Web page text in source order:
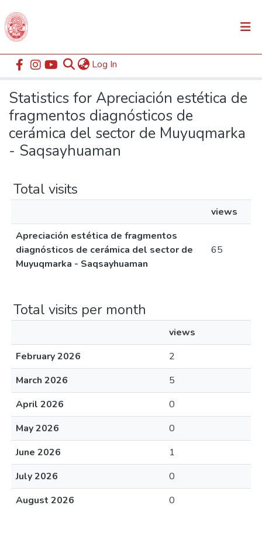
Log In
Communities & Collections
All of DSpace
Home Statistics
Statistics for Apreciación estética de
fragmentos diagnósticos de
cerámica del sector de Muyuqmarka
- Saqsayhuaman
Total visits
views
Apreciación estética de fragmentos
diagnósticos de cerámica del sector de
Muyuqmarka - Saqsayhuaman
65
Total visits per month
views
February 2026
2
March 2026
5
April 2026
0
May 2026
0
June 2026
1
July 2026
0
August 2026
0